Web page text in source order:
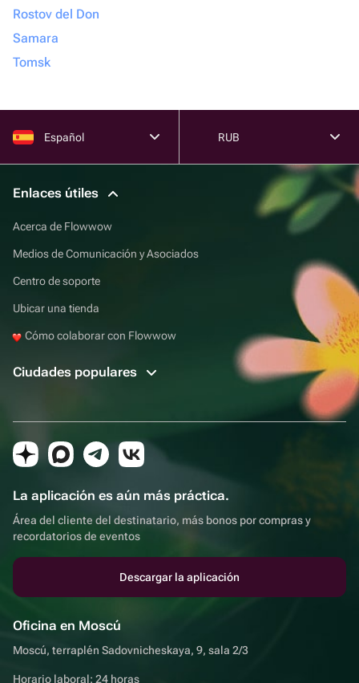
Rostov del Don
Samara
Tomsk
Español RUB
Enlaces útiles
Acerca de Flowwow
Medios de Comunicación y Asociados
Centro de soporte
Ubicar una tienda
Cómo colaborar con Flowwow
Ciudades populares
La aplicación es aún más práctica.
Área del cliente del destinatario, más bonos por compras y
recordatorios de eventos
Descargar la aplicación
Oficina en Moscú
Moscú, terraplén Sadovnicheskaya, 9, sala 2/3
Horario laboral: 24 horas